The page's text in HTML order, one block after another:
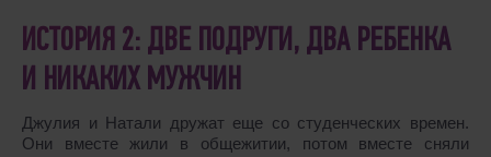
ИСТОРИЯ 2: ДВЕ ПОДРУГИ, ДВА РЕБЕНКА
И НИКАКИХ МУЖЧИН
Джулия и Натали дружат еще со студенческих времен.
Они вместе жили в общежитии, потом вместе сняли